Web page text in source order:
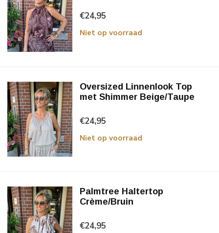
€24,95
Niet op voorraad
Oversized Linnenlook Top
met Shimmer Beige/Taupe
€24,95
Niet op voorraad
Palmtree Haltertop
Crème/Bruin
€24,95